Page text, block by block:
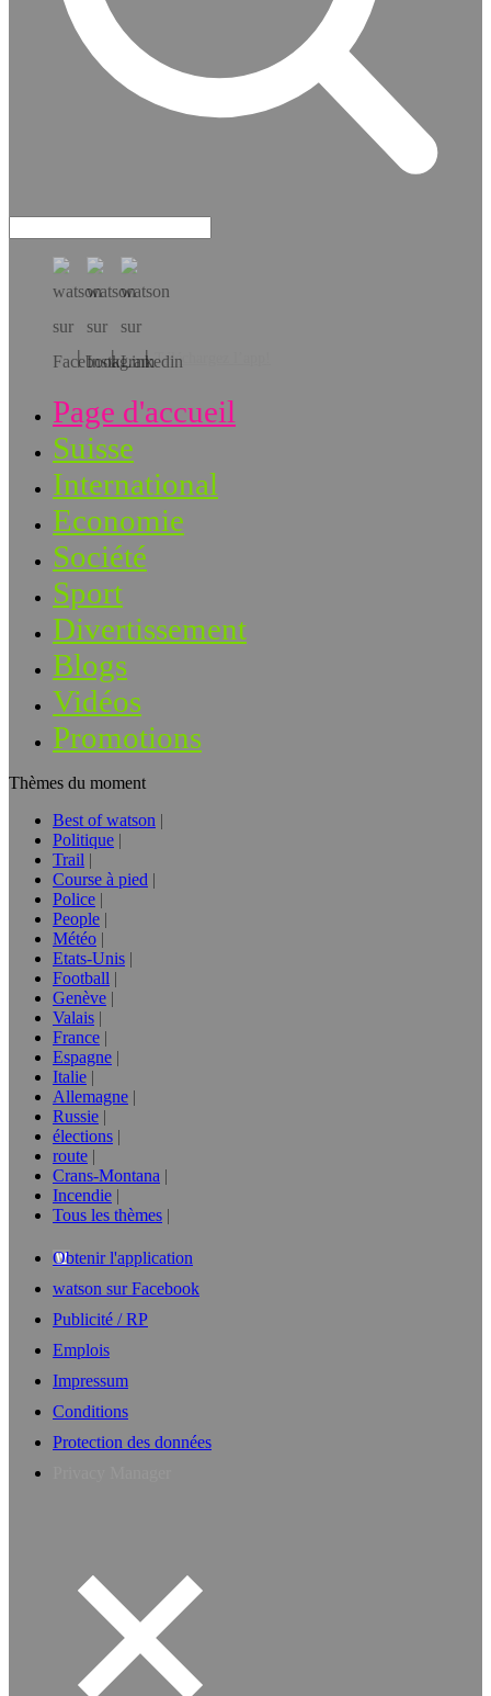
Téléchargez l’app!
Page d'accueil
Suisse
International
Economie
Société
Sport
Divertissement
Blogs
Vidéos
Promotions
Thèmes du moment
Best of watson
Politique
Trail
Course à pied
Police
People
Météo
Etats-Unis
Football
Genève
Valais
France
Espagne
Italie
Allemagne
Russie
élections
route
Crans-Montana
Incendie
Tous les thèmes
Obtenir l'application
watson sur Facebook
Publicité / RP
Emplois
Impressum
Conditions
Protection des données